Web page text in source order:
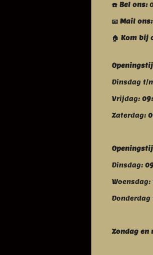
☎️ Bel ons:
📧 Mail ons:
🏠 Kom bij
Dinsdag t/
Vrijdag:
Zaterdag:
Dinsdag:
Woensdag:
Zondag en